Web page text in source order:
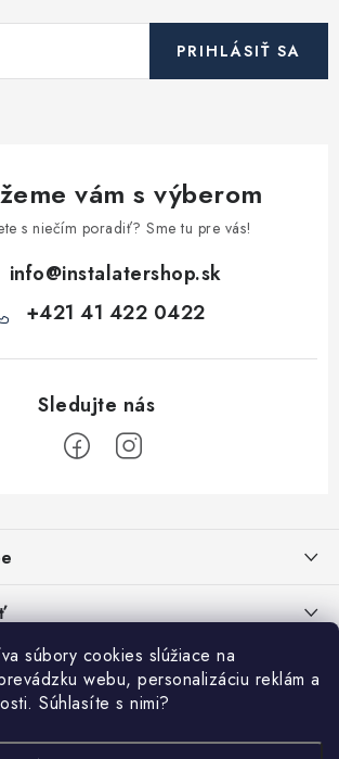
súbory cookies slúžiace na
webu, personalizáciu reklám a
Súhlasíte s nimi?
PRIHLÁSIŤ SA
vám s výberom
s niečím poradiť? Sme tu pre vás!
info@instalatershop.sk
+421 41 422 0422
pre vaše projekty